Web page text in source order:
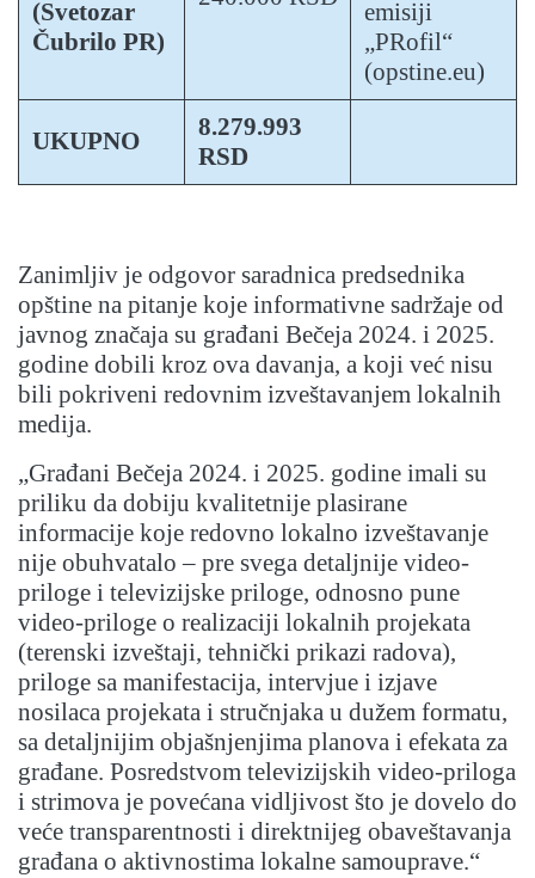
(Svetozar
Čubrilo PR)
emisiji
„PRofil“
(opstine.eu)
UKUPNO
8.279.993
RSD
Zanimljiv je odgovor saradnica predsednika
opštine na pitanje koje informativne sadržaje od
javnog značaja su građani Bečeja 2024. i 2025.
godine dobili kroz ova davanja, a koji već nisu
bili pokriveni redovnim izveštavanjem lokalnih
medija.
„Građani Bečeja 2024. i 2025. godine imali su
priliku da dobiju kvalitetnije plasirane
informacije koje redovno lokalno izveštavanje
nije obuhvatalo – pre svega detaljnije video-
priloge i televizijske priloge, odnosno pune
video-priloge o realizaciji lokalnih projekata
(terenski izveštaji, tehnički prikazi radova),
priloge sa manifestacija, intervjue i izjave
nosilaca projekata i stručnjaka u dužem formatu,
sa detaljnijim objašnjenjima planova i efekata za
građane. Posredstvom televizijskih video-priloga
i strimova je povećana vidljivost što je dovelo do
veće transparentnosti i direktnijeg obaveštavanja
građana o aktivnostima lokalne samouprave.“